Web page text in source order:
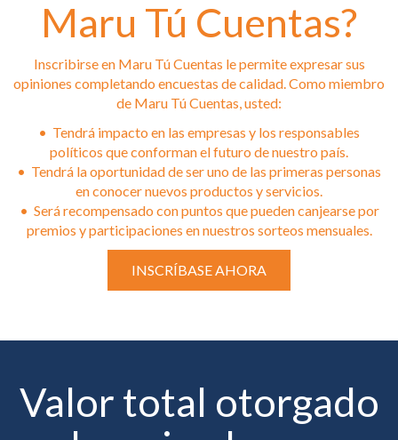
Maru Tú Cuentas?
Inscribirse en Maru Tú Cuentas le permite expresar sus
opiniones completando encuestas de calidad. Como miembro
de Maru Tú Cuentas, usted:
• Tendrá impacto en las empresas y los responsables
políticos que conforman el futuro de nuestro país.
• Tendrá la oportunidad de ser uno de las primeras personas
en conocer nuevos productos y servicios.
• Será recompensado con puntos que pueden canjearse por
premios y participaciones en nuestros sorteos mensuales.
INSCRÍBASE AHORA
Valor total otorgado